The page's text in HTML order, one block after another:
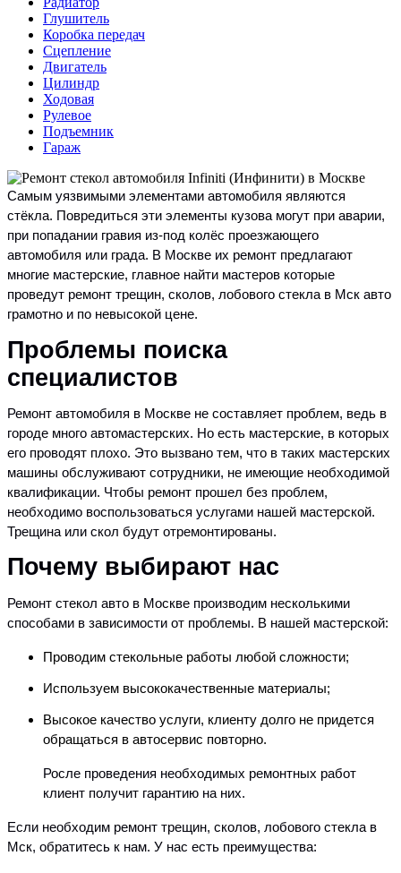
Глушитель
Коробка передач
Сцепление
Двигатель
Цилиндр
Ходовая
Рулевое
Подъемник
Гараж
Самым уязвимыми элементами автомобиля являются
стёкла. Повредиться эти элементы кузова могут при аварии,
при попадании гравия из-под колёс проезжающего
автомобиля или града. В Москве их ремонт предлагают
многие мастерские, главное найти мастеров которые
проведут ремонт трещин, сколов, лобового стекла в Мск авто
грамотно и по невысокой цене.
Проблемы поиска
специалистов
Ремонт автомобиля в Москве не составляет проблем, ведь в
городе много автомастерских. Но есть мастерские, в которых
его проводят плохо. Это вызвано тем, что в таких мастерских
машины обслуживают сотрудники, не имеющие необходимой
квалификации. Чтобы ремонт прошел без проблем,
необходимо воспользоваться услугами нашей мастерской.
Трещина или скол будут отремонтированы.
Почему выбирают нас
Ремонт стекол авто в Москве производим несколькими
способами в зависимости от проблемы. В нашей мастерской:
Проводим стекольные работы любой сложности;
Используем высококачественные материалы;
Высокое качество услуги, клиенту долго не придется
обращаться в автосервис повторно.
Росле проведения необходимых ремонтных работ
клиент получит гарантию на них.
Если необходим ремонт трещин, сколов, лобового стекла в
Мск, обратитесь к нам. У нас есть преимущества: